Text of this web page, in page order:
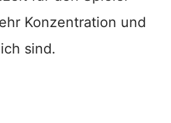
Konzentration und
sind.